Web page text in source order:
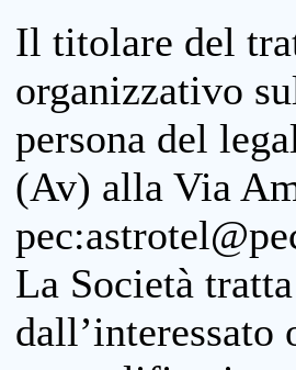
Il titolare del
organizzativo
persona del
(Av) alla Via
La Società